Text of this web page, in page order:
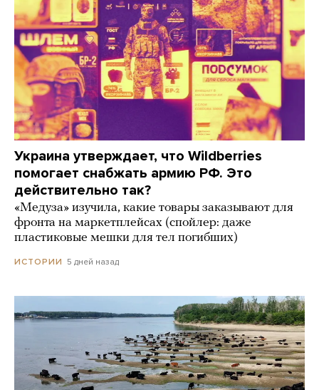
Украина утверждает, что Wildberries
помогает снабжать армию РФ. Это
действительно так?
«Медуза» изучила, какие товары заказывают для
фронта на маркетплейсах (спойлер: даже
пластиковые мешки для тел погибших)
ИСТОРИИ 5 дней назад